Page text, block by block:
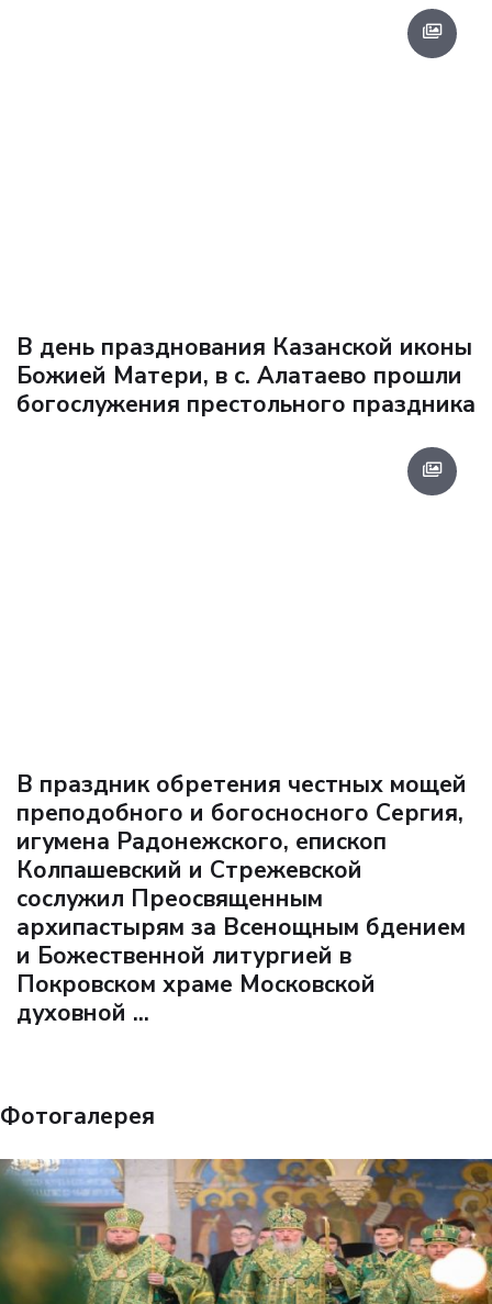
В день празднования Казанской иконы
Божией Матери, в с. Алатаево прошли
богослужения престольного праздника
В праздник обретения честных мощей
преподобного и богосносного Сергия,
игумена Радонежского, епископ
Колпашевский и Стрежевской
сослужил Преосвященным
архипастырям за Всенощным бдением
и Божественной литургией в
Покровском храме Московской
духовной ...
Фотогалерея